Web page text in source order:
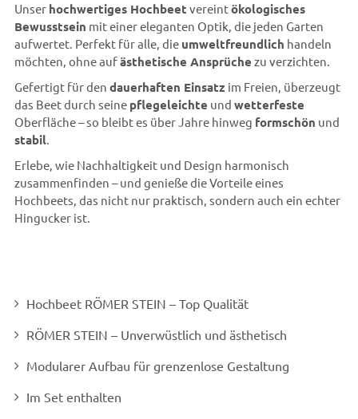
Unser hochwertiges Hochbeet vereintökologisches
Bewusstsein mit einer eleganten Optik, die jeden Garten
aufwertet. Perfekt für alle, die umweltfreundlich handeln
möchten, ohne aufästhetische Ansprüche zu verzichten.
Gefertigt für dendauerhaften Einsatz im Freien, überzeugt
das Beet durch seine pflegeleichte undwetterfeste
Oberfläche – so bleibt es über Jahre hinweg formschön und
stabil.
Erlebe, wie Nachhaltigkeit und Design harmonisch
zusammenfinden – und genieße die Vorteile eines
Hochbeets, das nicht nur praktisch, sondern auch ein echter
Hingucker ist.
Hochbeet RÖMER STEIN – Top Qualität
RÖMER STEIN – Unverwüstlich und ästhetisch
Modularer Aufbau für grenzenlose Gestaltung
Im Set enthalten